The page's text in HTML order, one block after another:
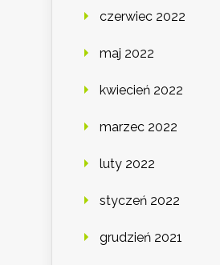
czerwiec 2022
maj 2022
kwiecień 2022
marzec 2022
luty 2022
styczeń 2022
grudzień 2021